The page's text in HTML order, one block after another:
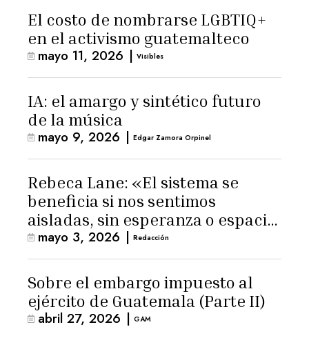
El costo de nombrarse LGBTIQ+
en el activismo guatemalteco
mayo 11, 2026 | Visibles
IA: el amargo y sintético futuro
de la música
mayo 9, 2026 | Edgar Zamora Orpinel
Rebeca Lane: «El sistema se
beneficia si nos sentimos
aisladas, sin esperanza o espacio
para la ternura»
mayo 3, 2026 | Redacción
Sobre el embargo impuesto al
ejército de Guatemala (Parte II)
abril 27, 2026 | GAM